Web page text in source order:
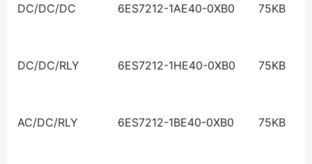
DC/DC/DC
6ES7212-1AE40-0XB0 75KB
DC/DC/RLY 6ES7212-1HE40-0XB0 75KB
AC/DC/RLY 6ES7212-1BE40-0XB0 75KB